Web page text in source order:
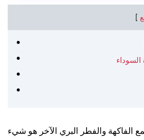
الفاكهة والفطر البري الآخر هو شيء